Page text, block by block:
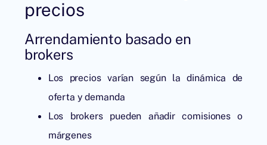
precios
Arrendamiento basado en
brokers
Los precios varían según la dinámica de
oferta y demanda
Los brokers pueden añadir comisiones o
márgenes